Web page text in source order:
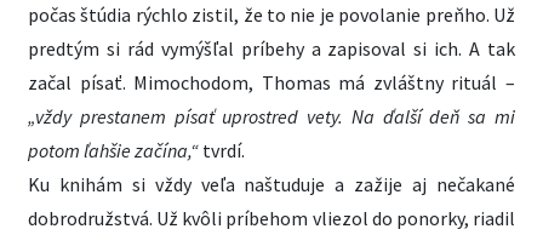
počas štúdia rýchlo zistil, že to nie je povolanie preňho. Už
predtým si rád vymýšľal príbehy a zapisoval si ich. A tak
začal písať. Mimochodom, Thomas má zvláštny rituál –
„vždy prestanem písať uprostred vety. Na ďalší deň sa mi
potom ľahšie začína,“ tvrdí.
Ku knihám si vždy veľa naštuduje a zažije aj nečakané
dobrodružstvá. Už kvôli príbehom vliezol do ponorky, riadil